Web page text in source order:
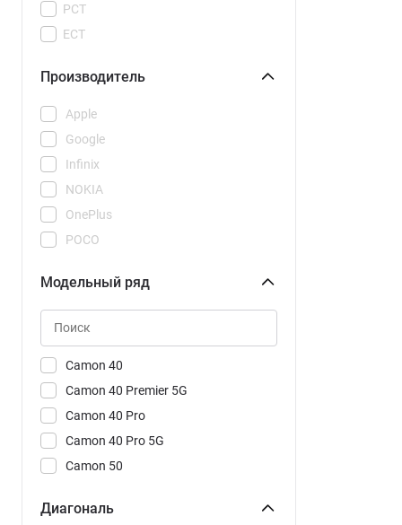
РСТ
ЕСТ
Производитель
Apple
Google
Infinix
NOKIA
OnePlus
POCO
Realme
Samsung
Vivo
Xiaomi
Модельный ряд
Camon 40
Camon 40 Premier 5G
Camon 40 Pro
Camon 40 Pro 5G
Camon 50
POVA 7 Neo
Диагональ